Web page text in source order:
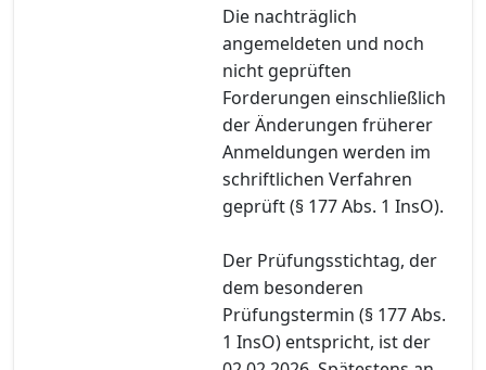
Die nachträglich
angemeldeten und noch
nicht geprüften
Forderungen einschließlich
der Änderungen früherer
Anmeldungen werden im
schriftlichen Verfahren
geprüft (§ 177 Abs. 1 InsO).
Der Prüfungsstichtag, der
dem besonderen
Prüfungstermin (§ 177 Abs.
1 InsO) entspricht, ist der